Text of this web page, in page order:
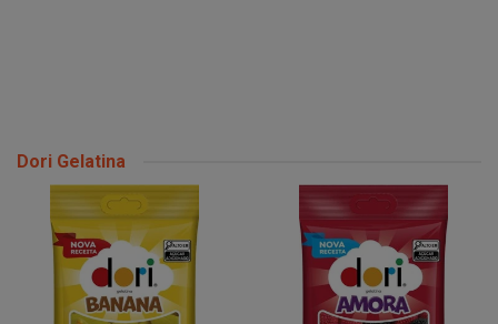
Dori Gelatina